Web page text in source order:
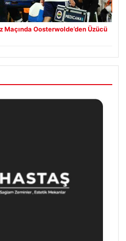
Maçında Oosterwolde’den Üzücü